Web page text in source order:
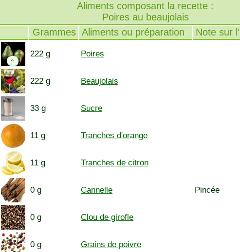
Aliments composant la recette :
Poires au beaujolais
Grammes Aliments ou préparation Note sur
222 g Poires
222 g Beaujolais
33 g Sucre
11 g Tranches d'orange
11 g Tranches de citron
0 g Cannelle Pincée
0 g Clou de girofle
0 g Grains de poivre